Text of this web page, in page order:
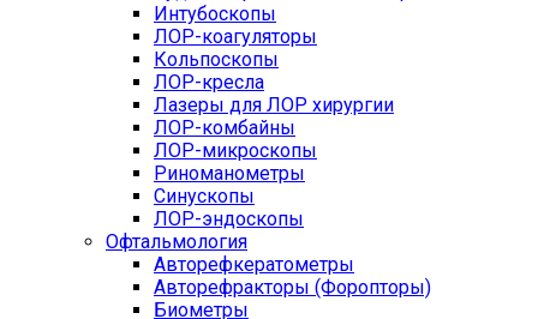
Интубоскопы
ЛОР-коагуляторы
Кольпоскопы
ЛОР-кресла
Лазеры для ЛОР хирургии
ЛОР-комбайны
ЛОР-микроскопы
Риноманометры
Синускопы
ЛОР-эндоскопы
Офтальмология
Авторефкератометры
Авторефракторы (Форопторы)
Биометры